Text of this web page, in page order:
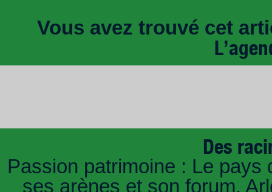
Vous avez trouvé cet
Des
Passion patrimoine : Le pays
ses arènes et son forum,